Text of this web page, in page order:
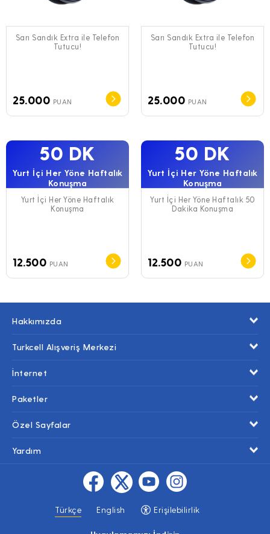
Sarı Sandık Extra ile Telefon
Tutucu!
25.000 PUAN
Sarı Sandık Extra ile Telefon
Tutucu!
25.000 PUAN
50 DK
Yurt İçi Her Yöne Haftalık
Konuşma
Yurt İçi Her Yöne Haftalık
Konuşma
12.500 PUAN
50 DK
Yurt İçi Her Yöne Haftalık
Konuşma
Yurt İçi Her Yöne Haftalık 50
Dakika Konuşma
12.500 PUAN
Hakkımızda
Turkcell Alışveriş Merkezi
İnternet
Paketler
Özel Sayfalar
Yardım
Türkçe English Erişilebilirlik